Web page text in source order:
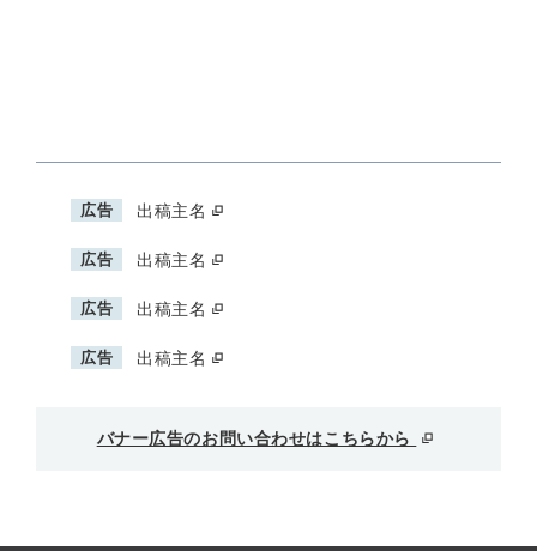
広告 出稿主名
広告 出稿主名
広告 出稿主名
広告 出稿主名
バナー広告のお問い合わせはこちらから